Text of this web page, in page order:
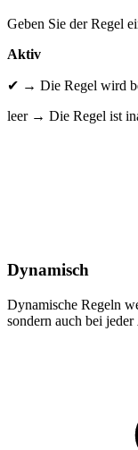
Geben Sie der Regel
Aktiv
✔ → Die Regel wird
leer → Die Regel ist
Dynamisch
Dynamische Regeln
sondern auch bei jeder